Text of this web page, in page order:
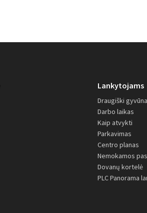
Lankytojams
Draugiški
Darbo laikas
Kaip atvykti
Parkavimas
Centro planas
Nemokamos
Dovanų kortelė
PLC Panorama